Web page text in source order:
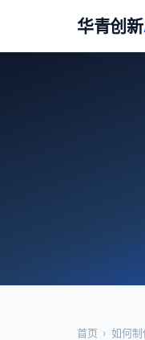
华青创新
首页 › 如何制